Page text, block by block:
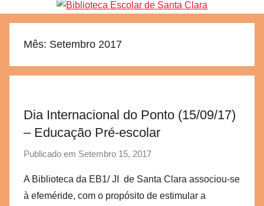
Mês: Setembro 2017
Dia Internacional do Ponto (15/09/17)
– Educação Pré-escolar
Publicado em Setembro 15, 2017
r
a
A Biblioteca da EB1/ JI de Santa Clara associou-se
à efeméride, com o propósito de estimular a